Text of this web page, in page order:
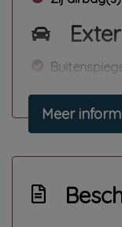
Metaalkleur
Meer